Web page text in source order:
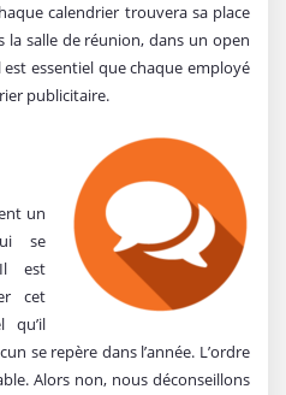
calendrier trouvera sa place
la salle de réunion, dans un open
est essentiel que chaque employé
publicitaire.
un
se
Il est
cet
qu’il
se repère dans l’année. L’ordre
Alors non, nous déconseillons